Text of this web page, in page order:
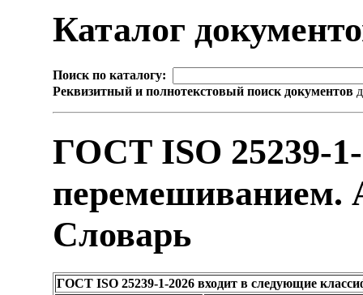
Каталог
Поиск по каталогу:
Реквизитный и полнотекстовый поиск документов
ГОСТ ISO 25239-
перемешиванием.
Словарь
ГОСТ ISO 25239-1-2026 входит в следующие